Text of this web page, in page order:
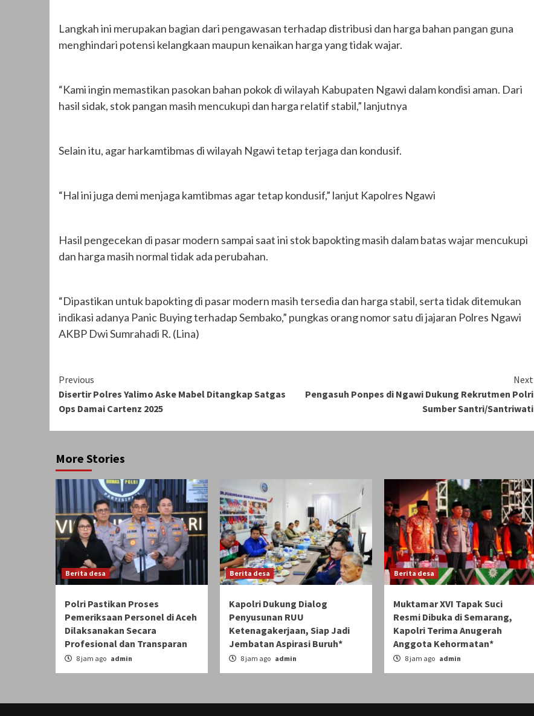
Langkah ini merupakan bagian dari pengawasan terhadap distribusi dan harga bahan pangan guna
menghindari potensi kelangkaan maupun kenaikan harga yang tidak wajar.
“Kami ingin memastikan pasokan bahan pokok di wilayah Kabupaten Ngawi dalam kondisi aman. Dari
hasil sidak, stok pangan masih mencukupi dan harga relatif stabil,” lanjutnya
Selain itu, agar harkamtibmas di wilayah Ngawi tetap terjaga dan kondusif.
“Hal ini juga demi menjaga kamtibmas agar tetap kondusif,” lanjut Kapolres Ngawi
Hasil pengecekan di pasar modern sampai saat ini stok bapokting masih dalam batas wajar mencukupi
dan harga masih normal tidak ada perubahan.
“Dipastikan untuk bapokting di pasar modern masih tersedia dan harga stabil, serta tidak ditemukan
indikasi adanya Panic Buying terhadap Sembako,” pungkas orang nomor satu di jajaran Polres Ngawi
AKBP Dwi Sumrahadi R. (Lina)
Continue
Reading
Previous
Disertir Polres Yalimo Aske Mabel Ditangkap Satgas
Ops Damai Cartenz 2025
Next
Pengasuh Ponpes di Ngawi Dukung Rekrutmen Polri
Sumber Santri/Santriwati
More Stories
Berita desa
Polri Pastikan Proses
Pemeriksaan Personel di Aceh
Dilaksanakan Secara
Profesional dan Transparan
8 jam ago admin
Berita desa
Kapolri Dukung Dialog
Penyusunan RUU
Ketenagakerjaan, Siap Jadi
Jembatan Aspirasi Buruh*
8 jam ago admin
Berita desa
Muktamar XVI Tapak Suci
Resmi Dibuka di Semarang,
Kapolri Terima Anugerah
Anggota Kehormatan*
8 jam ago admin